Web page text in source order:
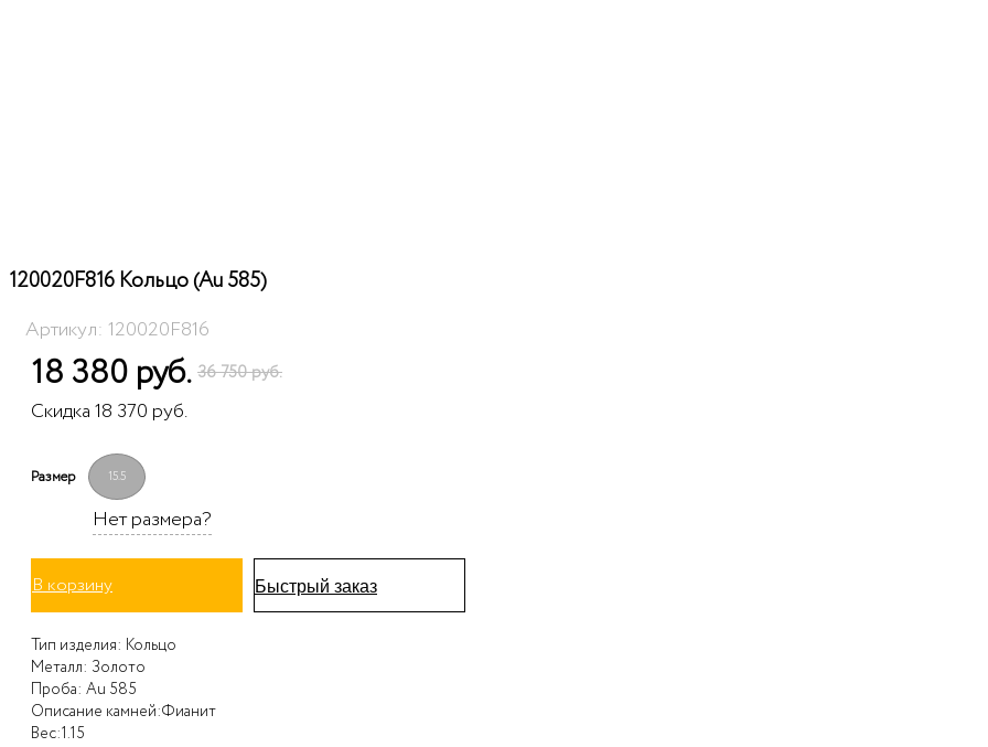
120020F816 Кольцо (Au 585)
Артикул: 120020F816
18 380 руб. 36 750 руб.
Скидка 18 370 руб.
Размер 15.5
Нет размера?
В корзину Быстрый заказ
Тип изделия: Кольцо
Металл: Золото
Проба: Au 585
Описание камней:Фианит
Вес:1.15